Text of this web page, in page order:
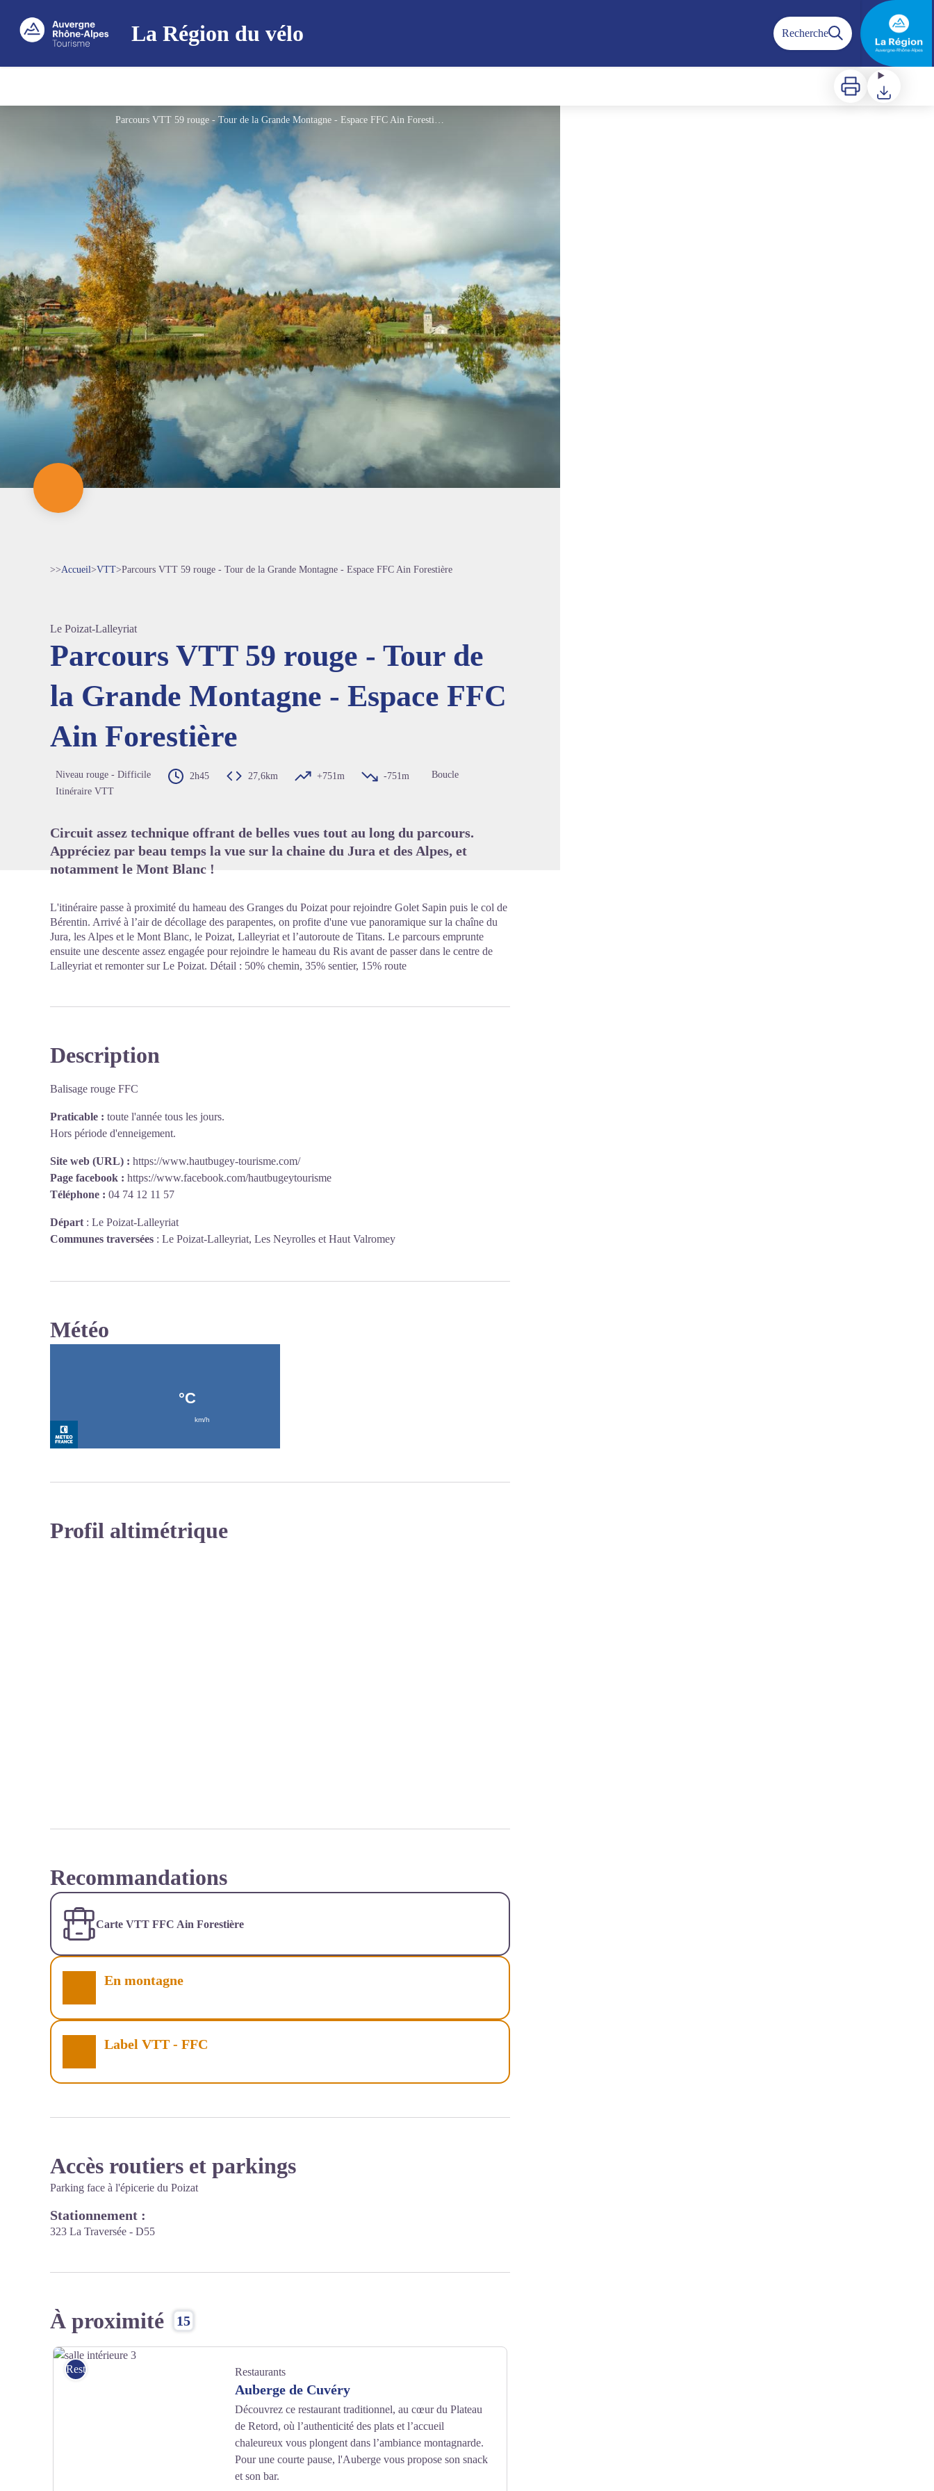
La Région du vélo Recherche
Imprimer Télécharger
Parcours VTT 59 rouge - Tour de la Grande Montagne - Espace FFC Ain Forestière - Jérôme Pruniaux - Agence ARGO - HautBugeyTourisme
Voir l'image en plein écran
>>Accueil>VTT>Parcours VTT 59 rouge - Tour de la Grande Montagne - Espace FFC Ain Forestière
Le Poizat-Lalleyriat
Parcours VTT 59 rouge - Tour de
la Grande Montagne - Espace FFC
Ain Forestière
Niveau rouge - Difficile 2h45 27,6km +751m -751m
Boucle
Itinéraire VTT
Circuit assez technique offrant de belles vues tout au long du parcours.
Appréciez par beau temps la vue sur la chaine du Jura et des Alpes, et
notamment le Mont Blanc !
L'itinéraire passe à proximité du hameau des Granges du Poizat pour rejoindre Golet Sapin puis le col de
Bérentin. Arrivé à l’air de décollage des parapentes, on profite d'une vue panoramique sur la chaîne du
Jura, les Alpes et le Mont Blanc, le Poizat, Lalleyriat et l’autoroute de Titans. Le parcours emprunte
ensuite une descente assez engagée pour rejoindre le hameau du Ris avant de passer dans le centre de
Lalleyriat et remonter sur Le Poizat. Détail : 50% chemin, 35% sentier, 15% route
Description
Balisage rouge FFC
Praticable : toute l'année tous les jours.
Hors période d'enneigement.
Site web (URL) : https://www.hautbugey-tourisme.com/
Page facebook : https://www.facebook.com/hautbugeytourisme
Téléphone : 04 74 12 11 57
Départ : Le Poizat-Lalleyriat
Communes traversées : Le Poizat-Lalleyriat, Les Neyrolles et Haut Valromey
Météo
Profil altimétrique
Recommandations
Carte VTT FFC Ain Forestière
En montagne
Label VTT - FFC
Accès routiers et parkings
Parking face à l'épicerie du Poizat
Stationnement :
323 La Traversée - D55
À proximité 15
Restaurants Restaurants
Auberge de Cuvéry
Découvrez ce restaurant traditionnel, au cœur du Plateau
de Retord, où l’authenticité des plats et l’accueil
chaleureux vous plongent dans l’ambiance montagnarde.
Pour une courte pause, l'Auberge vous propose son snack
et son bar.